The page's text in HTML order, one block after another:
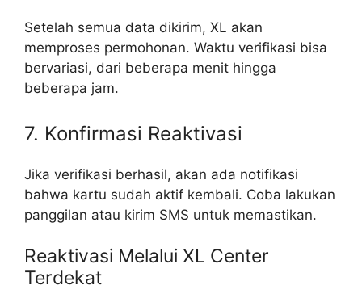
Setelah semua data dikirim, XL akan
memproses permohonan. Waktu verifikasi bisa
bervariasi, dari beberapa menit hingga
beberapa jam.
7. Konfirmasi Reaktivasi
Jika verifikasi berhasil, akan ada notifikasi
bahwa kartu sudah aktif kembali. Coba lakukan
panggilan atau kirim SMS untuk memastikan.
Reaktivasi Melalui XL Center
Terdekat